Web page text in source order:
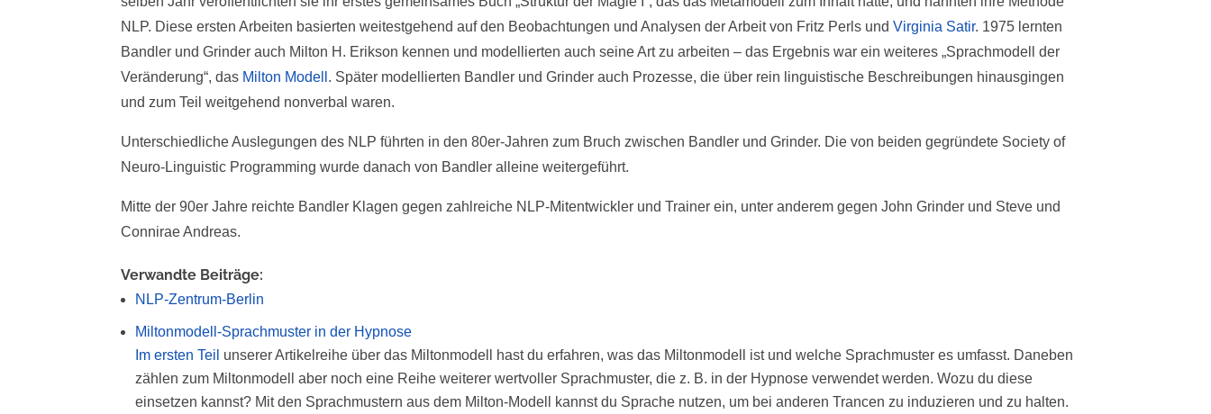
NLP. Diese ersten Arbeiten basierten weitestgehend auf den Beobachtungen und Analysen der Arbeit von Fritz Perls undVirginia Satir. 1975 lernten
Bandler und Grinder auch Milton H. Erikson kennen und modellierten auch seine Art zu arbeiten – das Ergebnis war ein weiteres „Sprachmodell der
Veränderung“, das Milton Modell . Später modellierten Bandler und Grinder auch Prozesse, die über rein linguistische Beschreibungen hinausgingen
und zum Teil weitgehend nonverbal waren.
Unterschiedliche Auslegungen des NLP führten in den 80er-Jahren zum Bruch zwischen Bandler und Grinder. Die von beiden gegründete Society of
Neuro-Linguistic Programming wurde danach von Bandler alleine weitergeführt.
Mitte der 90er Jahre reichte Bandler Klagen gegen zahlreiche NLP-Mitentwickler und Trainer ein, unter anderem gegen John Grinder und Steve und
Connirae Andreas.
Verwandte Beiträge:
NLP-Zentrum-Berlin
Miltonmodell-Sprachmuster in der Hypnose
Im ersten Teil unserer Artikelreihe über das Miltonmodell hast du erfahren, was das Miltonmodell ist und welche Sprachmuster es umfasst. Daneben
zählen zum Miltonmodell aber noch eine Reihe weiterer wertvoller Sprachmuster, die z. B. in der Hypnose verwendet werden. Wozu du diese
einsetzen kannst? Mit den Sprachmustern aus dem Milton-Modell kannst du Sprache nutzen, um bei anderen Trancen zu induzieren und zu halten.